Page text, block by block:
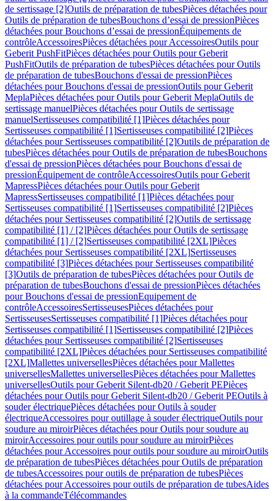
de sertissage [2]Outils de préparation de tubesPièces détachées pour
Outils de préparation de tubesBouchons d’essai de pressionPièces
détachées pour Bouchons d’essai de pressionÉquipements de
contrôleAccessoiresPièces détachées pour AccessoiresOutils pour
Geberit PushFitPièces détachées pour Outils pour Geberit
PushFitOutils de préparation de tubesPièces détachées pour Outils
de préparation de tubesBouchons d'essai de pressionPièces
détachées pour Bouchons d'essai de pressionOutils pour Geberit
MeplaPièces détachées pour Outils pour Geberit MeplaOutils de
sertissage manuelPièces détachées pour Outils de sertissage
manuelSertisseuses compatibilité [1]Pièces détachées pour
Sertisseuses compatibilité [1]Sertisseuses compatibilité [2]Pièces
détachées pour Sertisseuses compatibilité [2]Outils de préparation de
tubesPièces détachées pour Outils de préparation de tubesBouchons
d'essai de pressionPièces détachées pour Bouchons d'essai de
pressionÉquipement de contrôleAccessoiresOutils pour Geberit
MapressPièces détachées pour Outils pour Geberit
MapressSertisseuses compatibilité [1]Pièces détachées pour
Sertisseuses compatibilité [1]Sertisseuses compatibilité [2]Pièces
détachées pour Sertisseuses compatibilité [2]Outils de sertissage
compatibilité [1] / [2]Pièces détachées pour Outils de sertissage
compatibilité [1] / [2]Sertisseuses compatibilité [2XL]Pièces
détachées pour Sertisseuses compatibilité [2XL]Sertisseuses
compatibilité [3]Pièces détachées pour Sertisseuses compatibilité
[3]Outils de préparation de tubesPièces détachées pour Outils de
préparation de tubesBouchons d'essai de pressionPièces détachées
pour Bouchons d'essai de pressionEquipement de
contrôleAccessoiresSertisseusesPièces détachées pour
SertisseusesSertisseuses compatibilité [1]Pièces détachées pour
Sertisseuses compatibilité [1]Sertisseuses compatibilité [2]Pièces
détachées pour Sertisseuses compatibilité [2]Sertisseuses
compatibilité [2XL]Pièces détachées pour Sertisseuses compatibilité
[2XL]Mallettes universellesPièces détachées pour Mallettes
universellesMallettes universellesPièces détachées pour Mallettes
universellesOutils pour Geberit Silent-db20 / Geberit PEPièces
détachées pour Outils pour Geberit Silent-db20 / Geberit PEOutils à
souder électriquePièces détachées pour Outils à souder
électriqueAccessoires pour outillage à souder électriqueOutils pour
soudure au miroirPièces détachées pour Outils pour soudure au
miroirAccessoires pour outils pour soudure au miroirPièces
détachées pour Accessoires pour outils pour soudure au miroirOutils
de préparation de tubesPièces détachées pour Outils de préparation
de tubesAccessoires pour outils de préparation de tubesPièces
détachées pour Accessoires pour outils de préparation de tubesAides
à la commandeTélécommandes